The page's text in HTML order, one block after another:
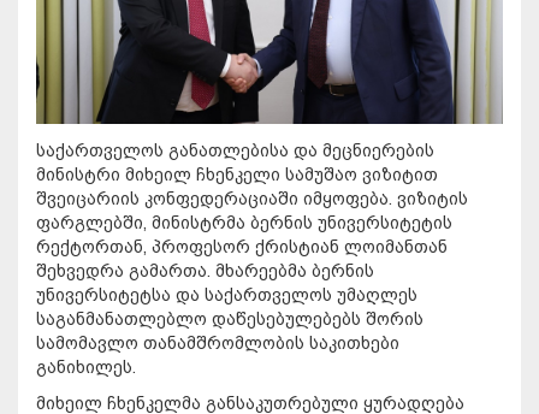
საქართველოს განათლებისა და მეცნიერების
მინისტრი მიხეილ ჩხენკელი სამუშაო ვიზიტით
შვეიცარიის კონფედერაციაში იმყოფება. ვიზიტის
ფარგლებში, მინისტრმა ბერნის უნივერსიტეტის
რექტორთან, პროფესორ ქრისტიან ლოიმანთან
შეხვედრა გამართა. მხარეებმა ბერნის
უნივერსიტეტსა და საქართველოს უმაღლეს
საგანმანათლებლო დაწესებულებებს შორის
სამომავლო თანამშრომლობის საკითხები
განიხილეს.
მიხეილ ჩხენკელმა განსაკუთრებული ყურადღება